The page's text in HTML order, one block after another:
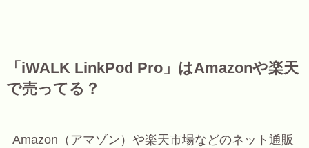
「iWALK LinkPod Pro」はAmazonや楽天
で売ってる？
Amazon（アマゾン）や楽天市場などのネット通販